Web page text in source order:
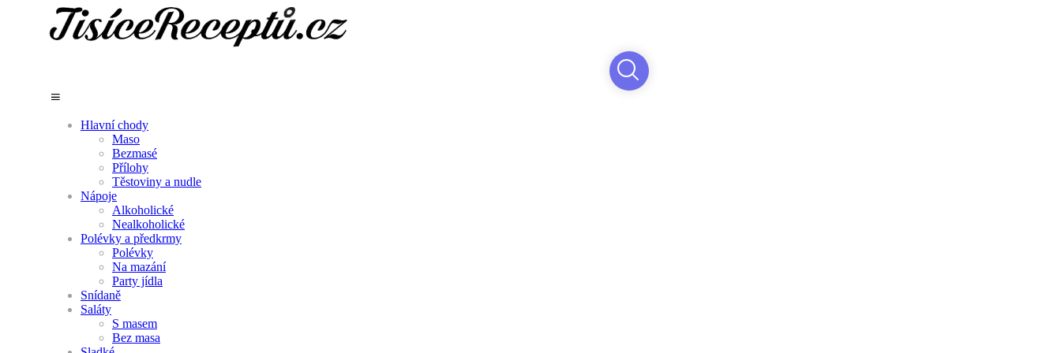
Hlavní chody
Maso
Bezmasé
Přílohy
Těstoviny a nudle
Nápoje
Alkoholické
Nealkoholické
Polévky a předkrmy
Polévky
Na mazání
Party jídla
Snídaně
Saláty
S masem
Bez masa